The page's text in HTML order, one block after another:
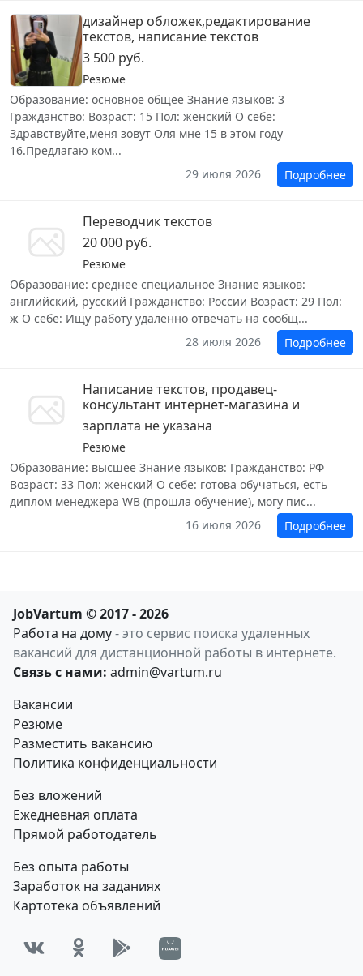
дизайнер обложек,редактирование
текстов, написание текстов
3 500 руб.
Резюме
Образование: основное общее Знание языков: 3
Гражданство: Возраст: 15 Пол: женский О себе:
Здравствуйте,меня зовут Оля мне 15 в этом году
16.Предлагаю ком...
29 июля 2026
Подробнее
Переводчик текстов
20 000 руб.
Резюме
Образование: среднее специальное Знание языков:
английский, русский Гражданство: России Возраст: 29 Пол:
ж О себе: Ищу работу удаленно отвечать на сообщ...
28 июля 2026
Подробнее
Написание текстов, продавец-
консультант интернет-магазина и
зарплата не указана
Резюме
Образование: высшее Знание языков: Гражданство: РФ
Возраст: 33 Пол: женский О себе: готова обучаться, есть
диплом менеджера WB (прошла обучение), могу пис...
16 июля 2026
Подробнее
JobVartum © 2017 - 2026
Работа на дому- это сервис поиска удаленных
вакансий для дистанционной работы в интернете.
Связь с нами: admin@vartum.ru
Вакансии
Резюме
Разместить вакансию
Политика конфиденциальности
Без вложений
Ежедневная оплата
Прямой работодатель
Без опыта работы
Заработок на заданиях
Картотека объявлений